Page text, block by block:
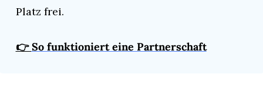
Platz frei.
👉 So funktioniert eine Partnerschaft